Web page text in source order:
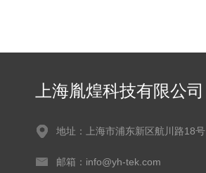
上海胤煌科技有限公司
地址：上海市浦东新区航川路18号
邮箱：info@yh-tek.com